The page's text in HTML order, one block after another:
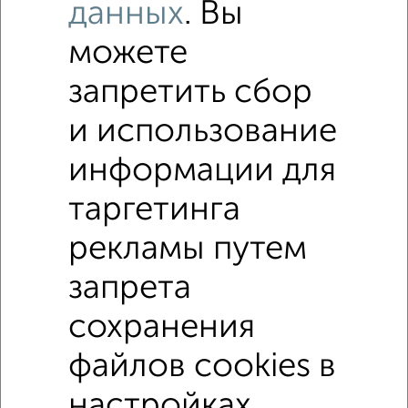
Комната в 3-к квартире, 11м², 2/9 этаж
1 800 000₽ 163 700 ₽за м²
В общежитии В коммуналке
В двухкомнатной квартире
Без посредников
данных. Вы
можете
запретить сбор
и использование
информации для
таргетинга
рекламы путем
запрета
сохранения
файлов cookies в